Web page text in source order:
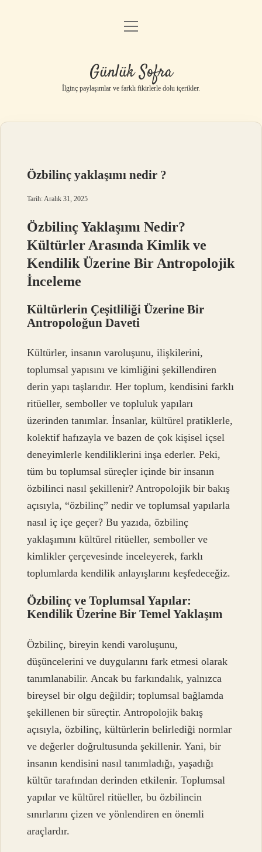
Anasayfa
Yasal Uyarı
menüyü
Günlük Sofra
İlginç paylaşımlar ve farklı fikirlerle dolu içerikler.
Özbilinç yaklaşımı nedir ?
Tarih: Aralık 31, 2025
Özbilinç Yaklaşımı Nedir?
Kültürler Arasında Kimlik ve
Kendilik Üzerine Bir Antropolojik
İnceleme
Kültürlerin Çeşitliliği Üzerine Bir
Antropoloğun Daveti
Kültürler, insanın varoluşunu, ilişkilerini,
toplumsal yapısını ve kimliğini şekillendiren
derin yapı taşlarıdır. Her toplum, kendisini farklı
ritüeller, semboller ve topluluk yapıları
üzerinden tanımlar. İnsanlar, kültürel pratiklerle,
kolektif hafızayla ve bazen de çok kişisel içsel
deneyimlerle kendiliklerini inşa ederler. Peki,
tüm bu toplumsal süreçler içinde bir insanın
özbilinci nasıl şekillenir? Antropolojik bir bakış
açısıyla, “özbilinç” nedir ve toplumsal yapılarla
nasıl iç içe geçer? Bu yazıda, özbilinç
yaklaşımını kültürel ritüeller, semboller ve
kimlikler çerçevesinde inceleyerek, farklı
toplumlarda kendilik anlayışlarını keşfedeceğiz.
Özbilinç ve Toplumsal Yapılar:
Kendilik Üzerine Bir Temel Yaklaşım
Özbilinç, bireyin kendi varoluşunu,
düşüncelerini ve duygularını fark etmesi olarak
tanımlanabilir. Ancak bu farkındalık, yalnızca
bireysel bir olgu değildir; toplumsal bağlamda
şekillenen bir süreçtir. Antropolojik bakış
açısıyla, özbilinç, kültürlerin belirlediği normlar
ve değerler doğrultusunda şekillenir. Yani, bir
insanın kendisini nasıl tanımladığı, yaşadığı
kültür tarafından derinden etkilenir. Toplumsal
yapılar ve kültürel ritüeller, bu özbilincin
sınırlarını çizen ve yönlendiren en önemli
araçlardır.